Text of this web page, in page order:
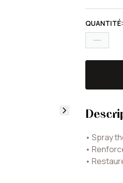
QUANTITÉ:
• Spray
•
•